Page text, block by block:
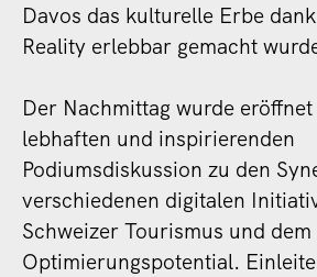
Davos das kulturelle Erbe
Reality erlebbar gemacht
Der Nachmittag wurde
lebhaften und inspirierenden
Podiumsdiskussion zu den
verschiedenen digitalen
Schweizer Tourismus und
Optimierungspotential.